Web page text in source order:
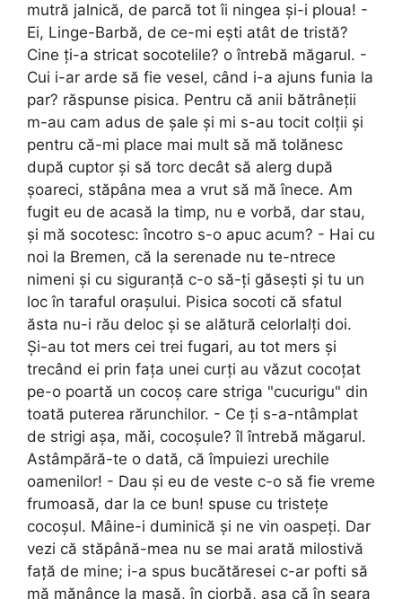
mutră jalnică, de parcă tot îi ningea și-i ploua! -
Ei, Linge-Barbă, de ce-mi ești atât de tristă?
Cine ți-a stricat socotelile? o întrebă măgarul. -
Cui i-ar arde să fie vesel, când i-a ajuns funia la
par? răspunse pisica. Pentru că anii bătrâneții
m-au cam adus de șale și mi s-au tocit colții și
pentru că-mi place mai mult să mă tolănesc
după cuptor și să torc decât să alerg după
șoareci, stăpâna mea a vrut să mă înece. Am
fugit eu de acasă la timp, nu e vorbă, dar stau,
și mă socotesc: încotro s-o apuc acum? - Hai cu
noi la Bremen, că la serenade nu te-ntrece
nimeni și cu siguranță c-o să-ți găsești și tu un
loc în taraful orașului. Pisica socoti că sfatul
ăsta nu-i rău deloc și se alătură celorlalți doi.
Și-au tot mers cei trei fugari, au tot mers și
trecând ei prin fața unei curți au văzut cocoțat
pe-o poartă un cocoș care striga "cucurigu" din
toată puterea rărunchilor. - Ce ți s-a-ntâmplat
de strigi așa, măi, cocoșule? îl întrebă măgarul.
Astâmpără-te o dată, că împuiezi urechile
oamenilor! - Dau și eu de veste c-o să fie vreme
frumoasă, dar la ce bun! spuse cu tristețe
cocoșul. Mâine-i duminică și ne vin oaspeți. Dar
vezi că stăpână-mea nu se mai arată milostivă
față de mine; i-a spus bucătăresei c-ar pofti să
mă mănânce la masă, în ciorbă, așa că în seara